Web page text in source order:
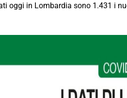
oggi in Lombardia sono 1.431 i